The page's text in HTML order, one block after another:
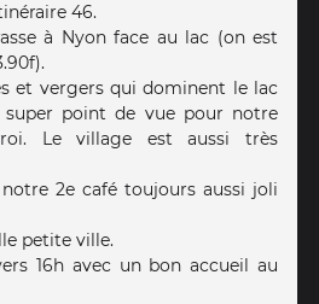
46.
à Nyon face au lac (on est
et vergers qui dominent le lac
point de vue pour notre
Le village est aussi très
2e café toujours aussi joli
petite ville.
16h avec un bon accueil au